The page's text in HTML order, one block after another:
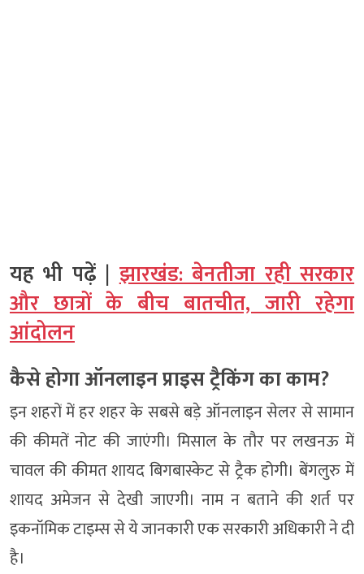
यह भी पढ़ें |झारखंड: बेनतीजा रही सरकार
और छात्रों के बीच बातचीत, जारी रहेगा
आंदोलन
कैसे होगा ऑनलाइन प्राइस ट्रैकिंग का काम?
इन शहरों में हर शहर के सबसे बड़े ऑनलाइन सेलर से सामान
की कीमतें नोट की जाएंगी। मिसाल के तौर पर लखनऊ में
चावल की कीमत शायद बिगबास्केट से ट्रैक होगी। बेंगलुरु में
शायद अमेजन से देखी जाएगी। नाम न बताने की शर्त पर
इकनॉमिक टाइम्स से ये जानकारी एक सरकारी अधिकारी ने दी
है।